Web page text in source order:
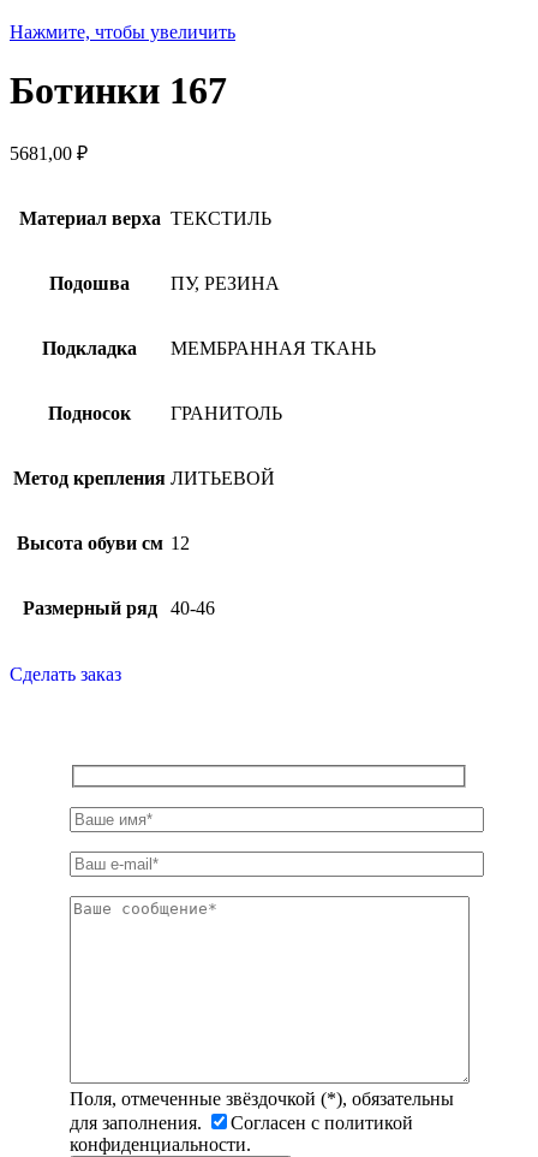
Нажмите, чтобы увеличить
Ботинки 167
5681,00 ₽
Материал верха ТЕКСТИЛЬ
Подошва ПУ, РЕЗИНА
Подкладка МЕМБРАННАЯ ТКАНЬ
Подносок ГРАНИТОЛЬ
Метод крепления ЛИТЬЕВОЙ
Высота обуви см 12
Размерный ряд 40-46
Сделать заказ
Поля, отмеченные звёздочкой (*), обязательны
для заполнения.
Согласен с политикой
конфиденциальности.